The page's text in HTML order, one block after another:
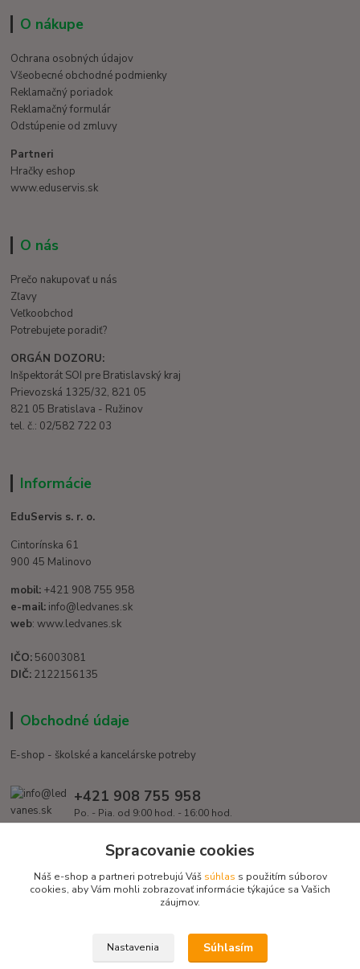
O nákupe
Ochrana osobných údajov
Všeobecné obchodné podmienky
Reklamačný poriadok
Reklamačný formulár
Odstúpenie od zmluvy
Partneri
Hračky eshop
www.eduservis.sk
O nás
Prečo nakupovať u nás
Zľavy
Veľkoobchod
Potrebujete poradiť?
ORGÁN DOZORU:
Inšpektorát SOI pre Bratislavský kraj
Prievozská 1325/32, 821 05
821 05 Bratislava - Ružinov
tel. č.: 02/582 722 03
Informácie
EduServis s. r. o.
Cintorínska 61
900 45 Malinovo
mobil: +421 908 755 958
e-mail: info@ledvanes.sk
web: www.ledvanes.sk
IČO: 56003081
DIČ: 2122156135
Obchodné údaje
E-shop - školské a kancelárske potreby
+421 908 755 958
Po. - Pia. od 9:00 hod. - 16:00 hod.
info@ledvanes.sk
Copyright © 2016 EduServis s. r. o. - Všetky práva vyhradené / Design
Spracovanie cookies
Náš e-shop a partneri potrebujú Váš súhlas s použitím súborov
cookies, aby Vám mohli zobrazovať informácie týkajúce sa Vašich
záujmov.
Nastavenia Súhlasím